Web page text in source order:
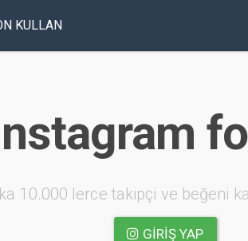
KULLAN
10.000 lerce takipçi ve beğeni
GIRIŞ YAP